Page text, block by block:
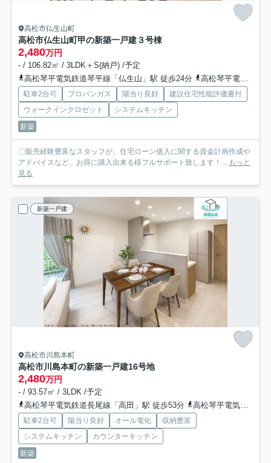
高松市仏生山町
高松市仏生山町甲の新築一戸建３号棟
2,480万円
- / 106.82㎡ / 3LDK＋S(納戸) /予定
高松琴平電気鉄道琴平線「仏生山」駅 徒歩24分
高松琴平電気鉄道琴平線「空港通り」駅 徒歩34分
駐車2台可 プロパンガス 陽当り良好
建設住宅性能評価書付
ウォークインクロゼット
システムキッチン
新築
〇販売経験豊富なスタッフが、住宅ローン借入に関する資金計画作成や
アドバイスなど、お得に購入出来る様フルサポート致します！... もっと
見る
新築一戸建
高松市川島本町
高松市川島本町の新築一戸建16号地
2,480万円
- / 93.57㎡ / 3LDK /予定
高松琴平電気鉄道長尾線「高田」駅 徒歩53分
高松琴平電気鉄道長尾線「西前田」駅 徒歩54分
駐車2台可 陽当り良好 オール電化
収納豊富
システムキッチン
カウンターキッチン
新築